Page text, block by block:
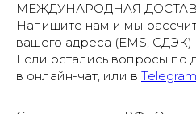
МЕЖДУНАРОДНАЯ
Напишите нам и мы
вашего адреса (EMS, СДЭК)
Если остались вопросы по
в онлайн-чат, или в Telegram